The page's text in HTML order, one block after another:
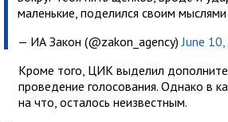
маленькие, поделился своим
— ИА Закон (@zakon_agency)June
Кроме того, ЦИК выделил
проведение голосования. Однако в
на что, осталось неизвестным.